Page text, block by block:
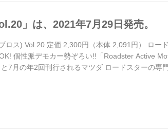
」は、2021年7月29日発売。
ロス) Vol.20 定価 2,300円（本体 2,091円） ロー
個性派デモカー勢ぞろい!!「Roadster Active
7月の年2回刊行されるマツダ ロードスターの専
るミーティングには必ず...